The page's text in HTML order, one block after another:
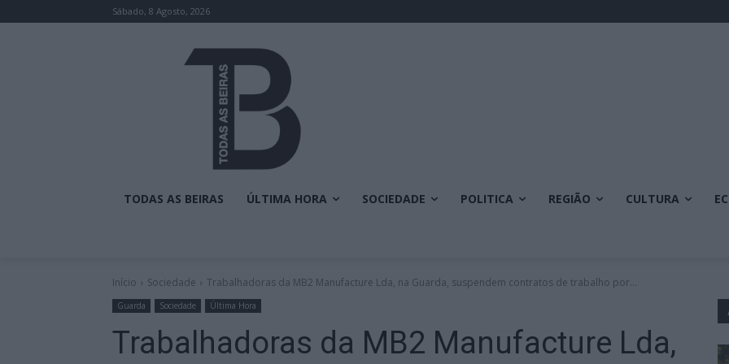
Sábado, 8 Agosto, 2026
TODAS AS BEIRAS ÚLTIMA HORA SOCIEDADE POLITICA REGIÃO CULTURA
Início Sociedade Trabalhadoras da MB2 Manufacture Lda, na Guarda, suspendem contratos de trabalho por...
Guarda Sociedade Última Hora
Trabalhadoras da MB2 Manufacture Lda,